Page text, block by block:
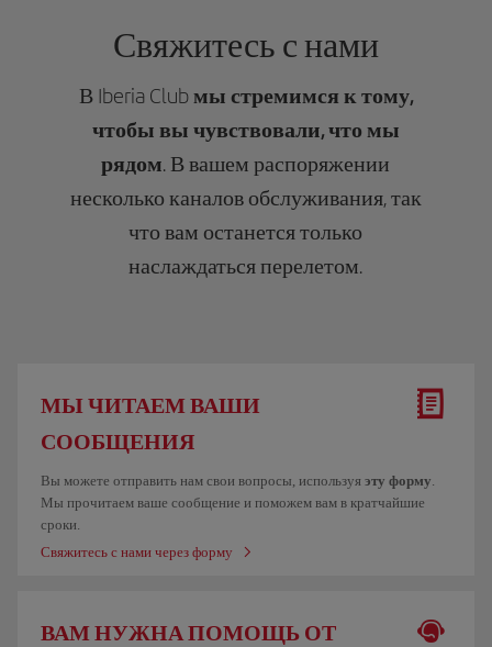
Свяжитесь с нами
В Iberia Clubмы стремимся к тому,
чтобы вы чувствовали, что мы
рядом. В вашем распоряжении
несколько каналов обслуживания, так
что вам останется только
наслаждаться перелетом.
МЫ ЧИТАЕМ ВАШИ
СООБЩЕНИЯ
Вы можете отправить нам свои вопросы, используя эту форму.
Мы прочитаем ваше сообщение и поможем вам в кратчайшие
сроки.
Свяжитесь с нами через форму
ВАМ НУЖНА ПОМОЩЬ ОТ